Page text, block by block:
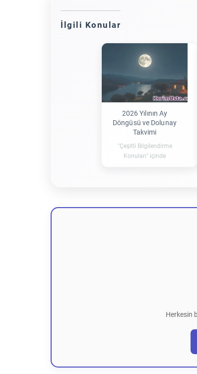
İlgili Konular
2026 Yılının Ay
Döngüsü ve Dolunay
Takvimi
"Çeşitli Bilgilendirme
Konuları" içinde
Herkesin